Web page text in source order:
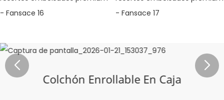
Colchón Enrollable En Caja